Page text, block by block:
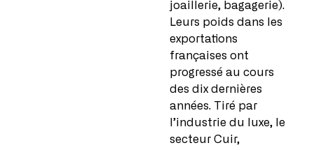
joaillerie, bagagerie).
Leurs poids dans les
exportations
françaises ont
progressé au cours
des dix dernières
années. Tiré par
l’industrie du luxe, le
secteur Cuir,